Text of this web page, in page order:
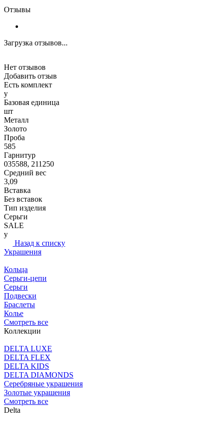
Отзывы
Загрузка отзывов...
Нет отзывов
Добавить отзыв
Есть комплект
y
Базовая единица
шт
Металл
Золото
Проба
585
Гарнитур
035588, 211250
Средний вес
3,09
Вставка
Без вставок
Тип изделия
Серьги
SALE
y
Назад к списку
Украшения
Кольца
Серьги-цепи
Серьги
Подвески
Браслеты
Колье
Смотреть все
Коллекции
DELTA LUXE
DELTA FLEX
DELTA KIDS
DELTA DIAMONDS
Серебряные украшения
Золотые украшения
Смотреть все
Delta